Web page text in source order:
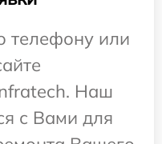
телефону или
Наш
с Вами для